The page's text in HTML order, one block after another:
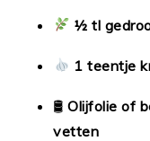
½ tl
1 teentje
🛢Olijfolie of
vetten